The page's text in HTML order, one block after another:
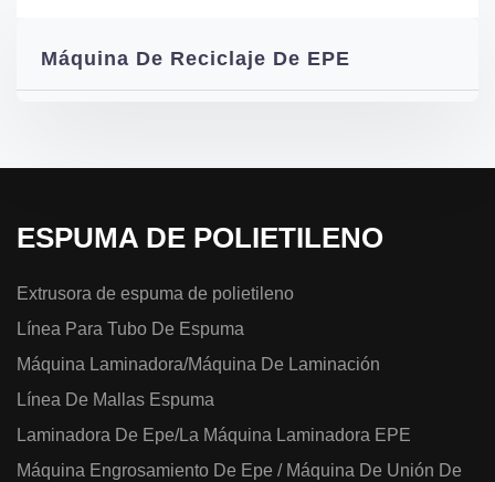
Máquina De Reciclaje De EPE
ESPUMA DE POLIETILENO
Extrusora de espuma de polietileno
Línea Para Tubo De Espuma
Máquina Laminadora/Máquina De Laminación
Línea De Mallas Espuma
Laminadora De Epe/La Máquina Laminadora EPE
Máquina Engrosamiento De Epe / Máquina De Unión De